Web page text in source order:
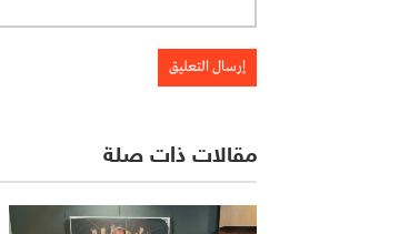
مقالات ذات صلة